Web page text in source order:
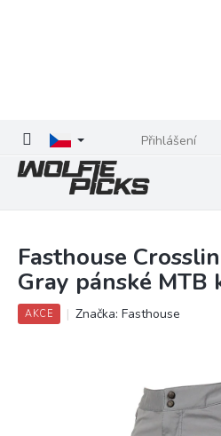
Přihlášení
Fasthouse
Gray pánské MTB
AKCE Značka: Fasthouse